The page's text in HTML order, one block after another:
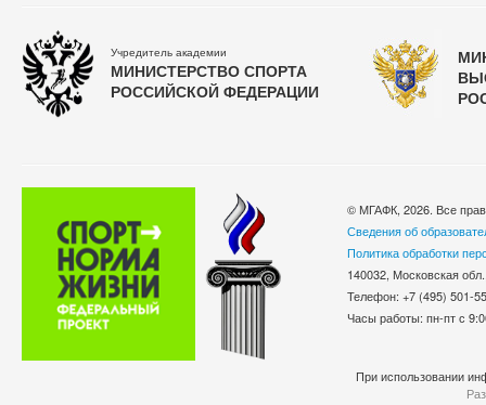
Учредитель академии
МИНИСТЕРСТВО СПОРТА
РОССИЙСКОЙ ФЕДЕРАЦИИ
© МГАФК, 2026. Все
Сведения об
Политика обработки
140032, Московская
Телефон: +7 (495)
Часы работы: пн-пт с
При использовании